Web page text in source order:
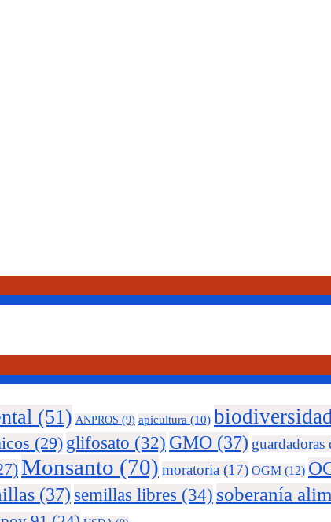
(51) ANPROS (9) apicultura (10)
(29) glifosato (32) GMO (37) guardadoras
Monsanto (70) moratoria (17) OGM (12)
(37) semillas libres (34) soberanía